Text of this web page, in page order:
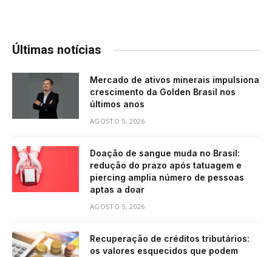
Últimas notícias
Mercado de ativos minerais impulsiona
crescimento da Golden Brasil nos
últimos anos
AGOSTO 5, 2026
Doação de sangue muda no Brasil:
redução do prazo após tatuagem e
piercing amplia número de pessoas
aptas a doar
AGOSTO 5, 2026
Recuperação de créditos tributários:
os valores esquecidos que podem